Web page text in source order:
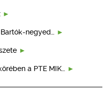
negyed…
a PTE MIK…